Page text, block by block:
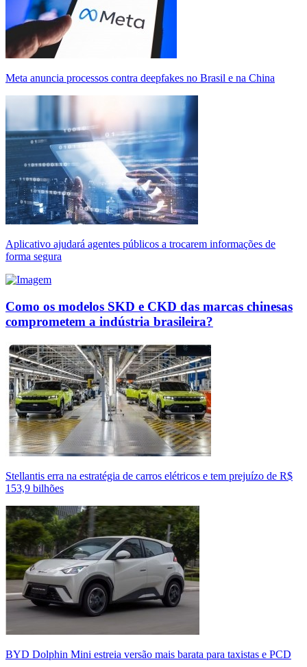
Meta anuncia processos contra deepfakes no Brasil e na China
Aplicativo ajudará agentes públicos a trocarem informações de
forma segura
Como os modelos SKD e CKD das marcas chinesas
comprometem a indústria brasileira?
Stellantis erra na estratégia de carros elétricos e tem prejuízo de R$
153,9 bilhões
BYD Dolphin Mini estreia versão mais barata para taxistas e PCD